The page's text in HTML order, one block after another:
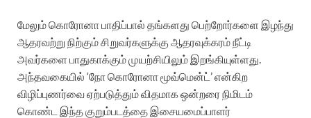
மேலும் கொரோனா பாதிப்பால் தங்களது பெற்றோர்களை இழந்து
ஆதரவற்று நிற்கும் சிறுவர்களுக்கு ஆதரவுக்கரம் நீட்டி
அவர்களை பாதுகாக்கும் முயற்சியிலும் இறங்கியுள்ளது.
அந்தவகையில் ‘நோ கொரோனா மூவ்மென்ட்’ என்கிற
விழிப்புணர்வை ஏற்படுத்தும் விதமாக ஒன்றரை நிமிடம்
கொண்ட இந்த குறும்படத்தை இசையமைப்பாளர்